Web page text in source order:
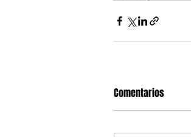
Comentarios